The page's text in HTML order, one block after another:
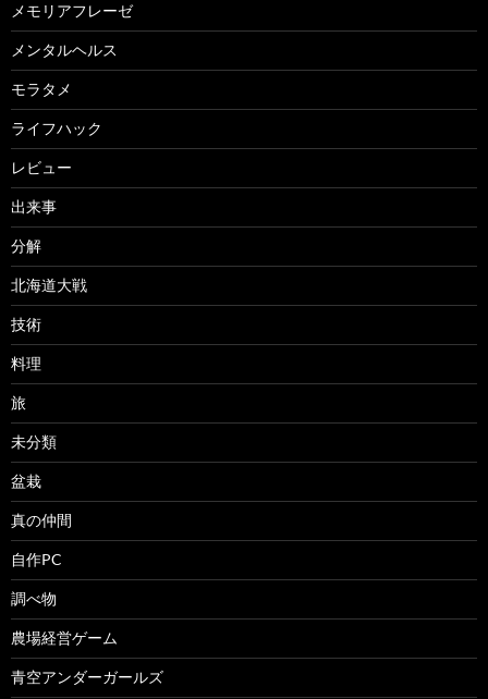
メモリアフレーゼ
メンタルヘルス
モラタメ
ライフハック
レビュー
出来事
分解
北海道大戦
技術
料理
旅
未分類
盆栽
真の仲間
自作PC
調べ物
農場経営ゲーム
青空アンダーガールズ